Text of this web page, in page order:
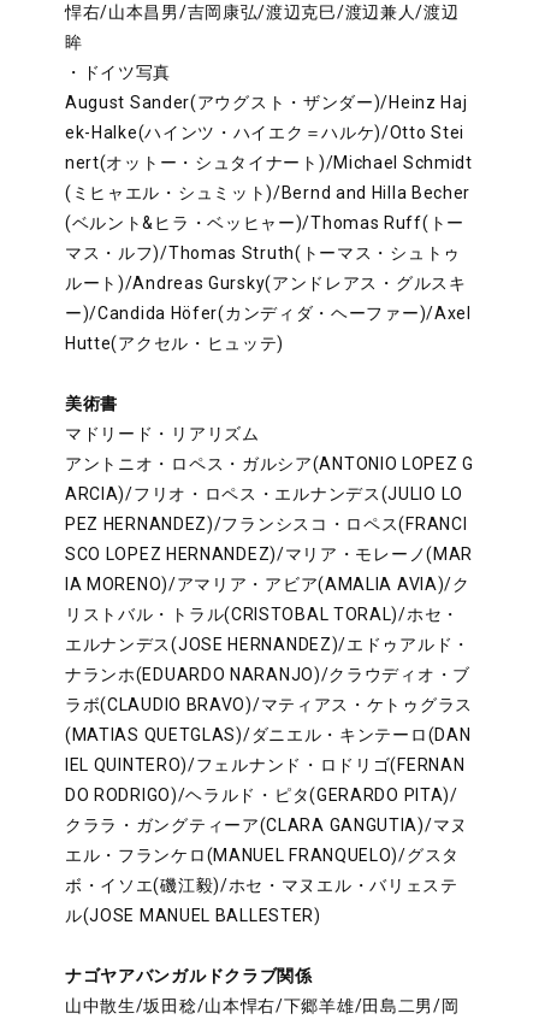
悍右/山本昌男/吉岡康弘/渡辺克巳/渡辺兼人/渡辺
眸
・ドイツ写真
August Sander(アウグスト・ザンダー)/Heinz Haj
ek-Halke(ハインツ・ハイエク＝ハルケ)/Otto Stei
nert(オットー・シュタイナート)/Michael Schmidt
(ミヒャエル・シュミット)/Bernd and Hilla Becher
(ベルント&ヒラ・ベッヒャー)/Thomas Ruff(トー
マス・ルフ)/Thomas Struth(トーマス・シュトゥ
ルート)/Andreas Gursky(アンドレアス・グルスキ
ー)/Candida Höfer(カンディダ・ヘーファー)/Axel
Hutte(アクセル・ヒュッテ)
美術書
マドリード・リアリズム
アントニオ・ロペス・ガルシア(ANTONIO LOPEZ G
ARCIA)/フリオ・ロペス・エルナンデス(JULIO LO
PEZ HERNANDEZ)/フランシスコ・ロペス(FRANCI
SCO LOPEZ HERNANDEZ)/マリア・モレーノ(MAR
IA MORENO)/アマリア・アビア(AMALIA AVIA)/ク
リストバル・トラル(CRISTOBAL TORAL)/ホセ・
エルナンデス(JOSE HERNANDEZ)/エドゥアルド・
ナランホ(EDUARDO NARANJO)/クラウディオ・ブ
ラボ(CLAUDIO BRAVO)/マティアス・ケトゥグラス
(MATIAS QUETGLAS)/ダニエル・キンテーロ(DAN
IEL QUINTERO)/フェルナンド・ロドリゴ(FERNAN
DO RODRIGO)/ヘラルド・ピタ(GERARDO PITA)/
クララ・ガングティーア(CLARA GANGUTIA)/マヌ
エル・フランケロ(MANUEL FRANQUELO)/グスタ
ボ・イソエ(磯江毅)/ホセ・マヌエル・バリェステ
ル(JOSE MANUEL BALLESTER)
ナゴヤアバンガルドクラブ関係
山中散生/坂田稔/山本悍右/下郷羊雄/田島二男/岡